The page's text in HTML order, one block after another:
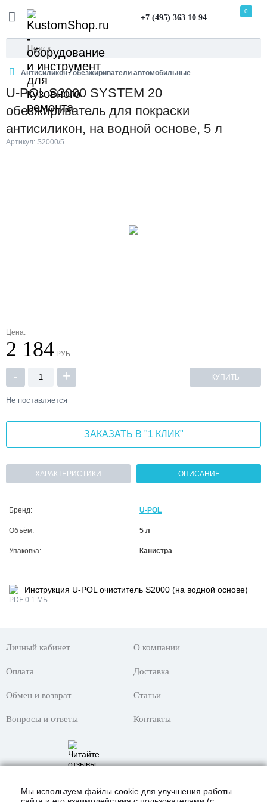
+7 (495) 363 10 94
0
Антисиликон / обезжириватели автомобильные
U-POL S2000 SYSTEM 20
обезжириватель для покраски
антисиликон, на водной основе, 5 л
Артикул: S2000/5
Цена:
2 184 РУБ.
- + КУПИТЬ
Не поставляется
ЗАКАЗАТЬ В "1 КЛИК"
ХАРАКТЕРИСТИКИ ОПИСАНИЕ
Бренд: U-POL
Объём: 5 л
Упаковка: Канистра
Инструкция U-POL очиститель S2000 (на водной основе)
PDF 0.1 МБ
Личный кабинет О компании
Оплата Доставка
Обмен и возврат Статьи
Вопросы и ответы Контакты
Мы используем файлы cookie для улучшения работы